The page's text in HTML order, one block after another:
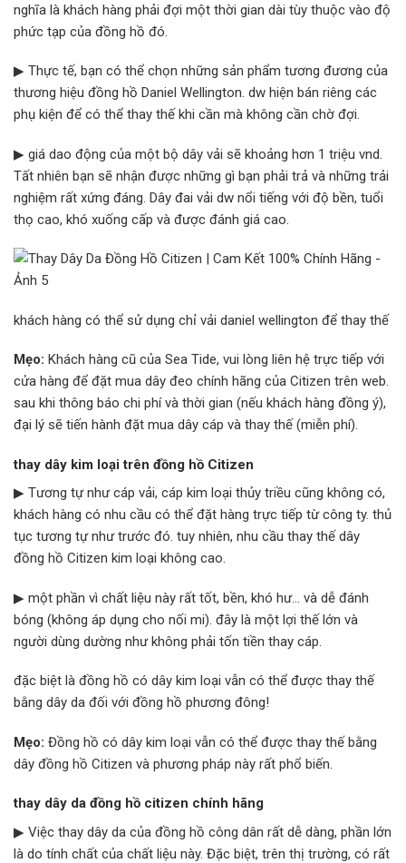
nghĩa là khách hàng phải đợi một thời gian dài tùy thuộc vào độ
phức tạp của đồng hồ đó.
▶ Thực tế, bạn có thể chọn những sản phẩm tương đương của
thương hiệu đồng hồ Daniel Wellington. dw hiện bán riêng các
phụ kiện để có thể thay thế khi cần mà không cần chờ đợi.
▶ giá dao động của một bộ dây vải sẽ khoảng hơn 1 triệu vnd.
Tất nhiên bạn sẽ nhận được những gì bạn phải trả và những trải
nghiệm rất xứng đáng. Dây đai vải dw nổi tiếng với độ bền, tuổi
thọ cao, khó xuống cấp và được đánh giá cao.
khách hàng có thể sử dụng chỉ vải daniel wellington để thay thế
Mẹo: Khách hàng cũ của Sea Tide, vui lòng liên hệ trực tiếp với
cửa hàng để đặt mua dây đeo chính hãng của Citizen trên web.
sau khi thông báo chi phí và thời gian (nếu khách hàng đồng ý),
đại lý sẽ tiến hành đặt mua dây cáp và thay thế (miễn phí).
thay dây kim loại trên đồng hồ Citizen
▶ Tương tự như cáp vải, cáp kim loại thủy triều cũng không có,
khách hàng có nhu cầu có thể đặt hàng trực tiếp từ công ty. thủ
tục tương tự như trước đó. tuy nhiên, nhu cầu thay thế dây
đồng hồ Citizen kim loại không cao.
▶ một phần vì chất liệu này rất tốt, bền, khó hư… và dễ đánh
bóng (không áp dụng cho nối mi). đây là một lợi thế lớn và
người dùng dường như không phải tốn tiền thay cáp.
đặc biệt là đồng hồ có dây kim loại vẫn có thể được thay thế
bằng dây da đối với đồng hồ phương đông!
Mẹo: Đồng hồ có dây kim loại vẫn có thể được thay thế bằng
dây đồng hồ Citizen và phương pháp này rất phổ biến.
thay dây da đồng hồ citizen chính hãng
▶ Việc thay dây da của đồng hồ công dân rất dễ dàng, phần lớn
là do tính chất của chất liệu này. Đặc biệt, trên thị trường, có rất